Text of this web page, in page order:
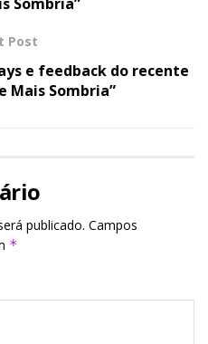
Post
e feedback do recente
Mais Sombria”
publicado. Campos
*